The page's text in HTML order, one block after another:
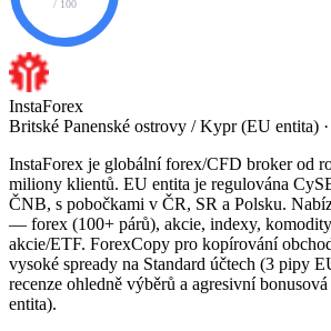
/ 100
InstaForex
Britské Panenské ostrovy / Kypr (EU entita)
InstaForex je globální forex/CFD broker od
miliony klientů. EU entita je regulována
ČNB, s pobočkami v ČR, SR a Polsku.
— forex (100+ párů), akcie, indexy,
akcie/ETF. ForexCopy pro kopírování
vysoké spready na Standard účtech (3 pipy
recenze ohledně výběrů a agresivní
entita).